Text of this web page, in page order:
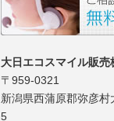
大日エコスマイル販売
〒959-0321
新潟県西蒲原郡弥彦
5